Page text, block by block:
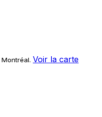
Voir la carte